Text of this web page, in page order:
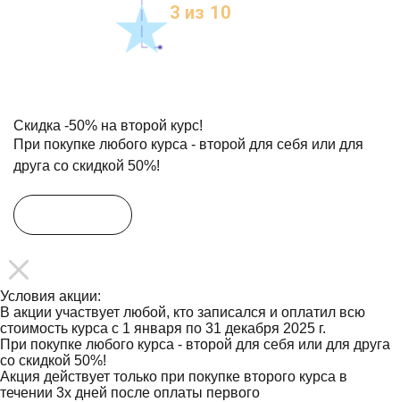
3 из 10
Скидка -50% на второй курс!
При покупке любого курса - второй для себя или для
друга со скидкой 50%!
Условия акции:
В акции участвует любой, кто записался и оплатил всю
стоимость курса с 1 января по 31 декабря 2025 г.
При покупке любого курса - второй для себя или для друга
со скидкой 50%!
Акция действует только при покупке второго курса в
течении 3х дней после оплаты первого